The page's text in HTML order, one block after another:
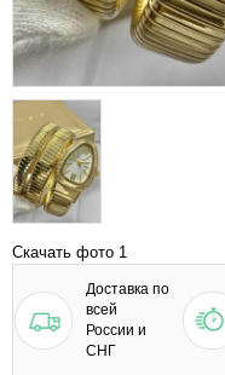
Скачать фото 1
Доставка по
всей
России и
СНГ